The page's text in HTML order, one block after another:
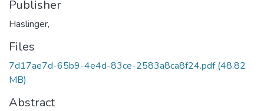
Publisher
Haslinger,
Files
7d17ae7d-65b9-4e4d-83ce-2583a8ca8f24.pdf(48.82
MB)
Abstract